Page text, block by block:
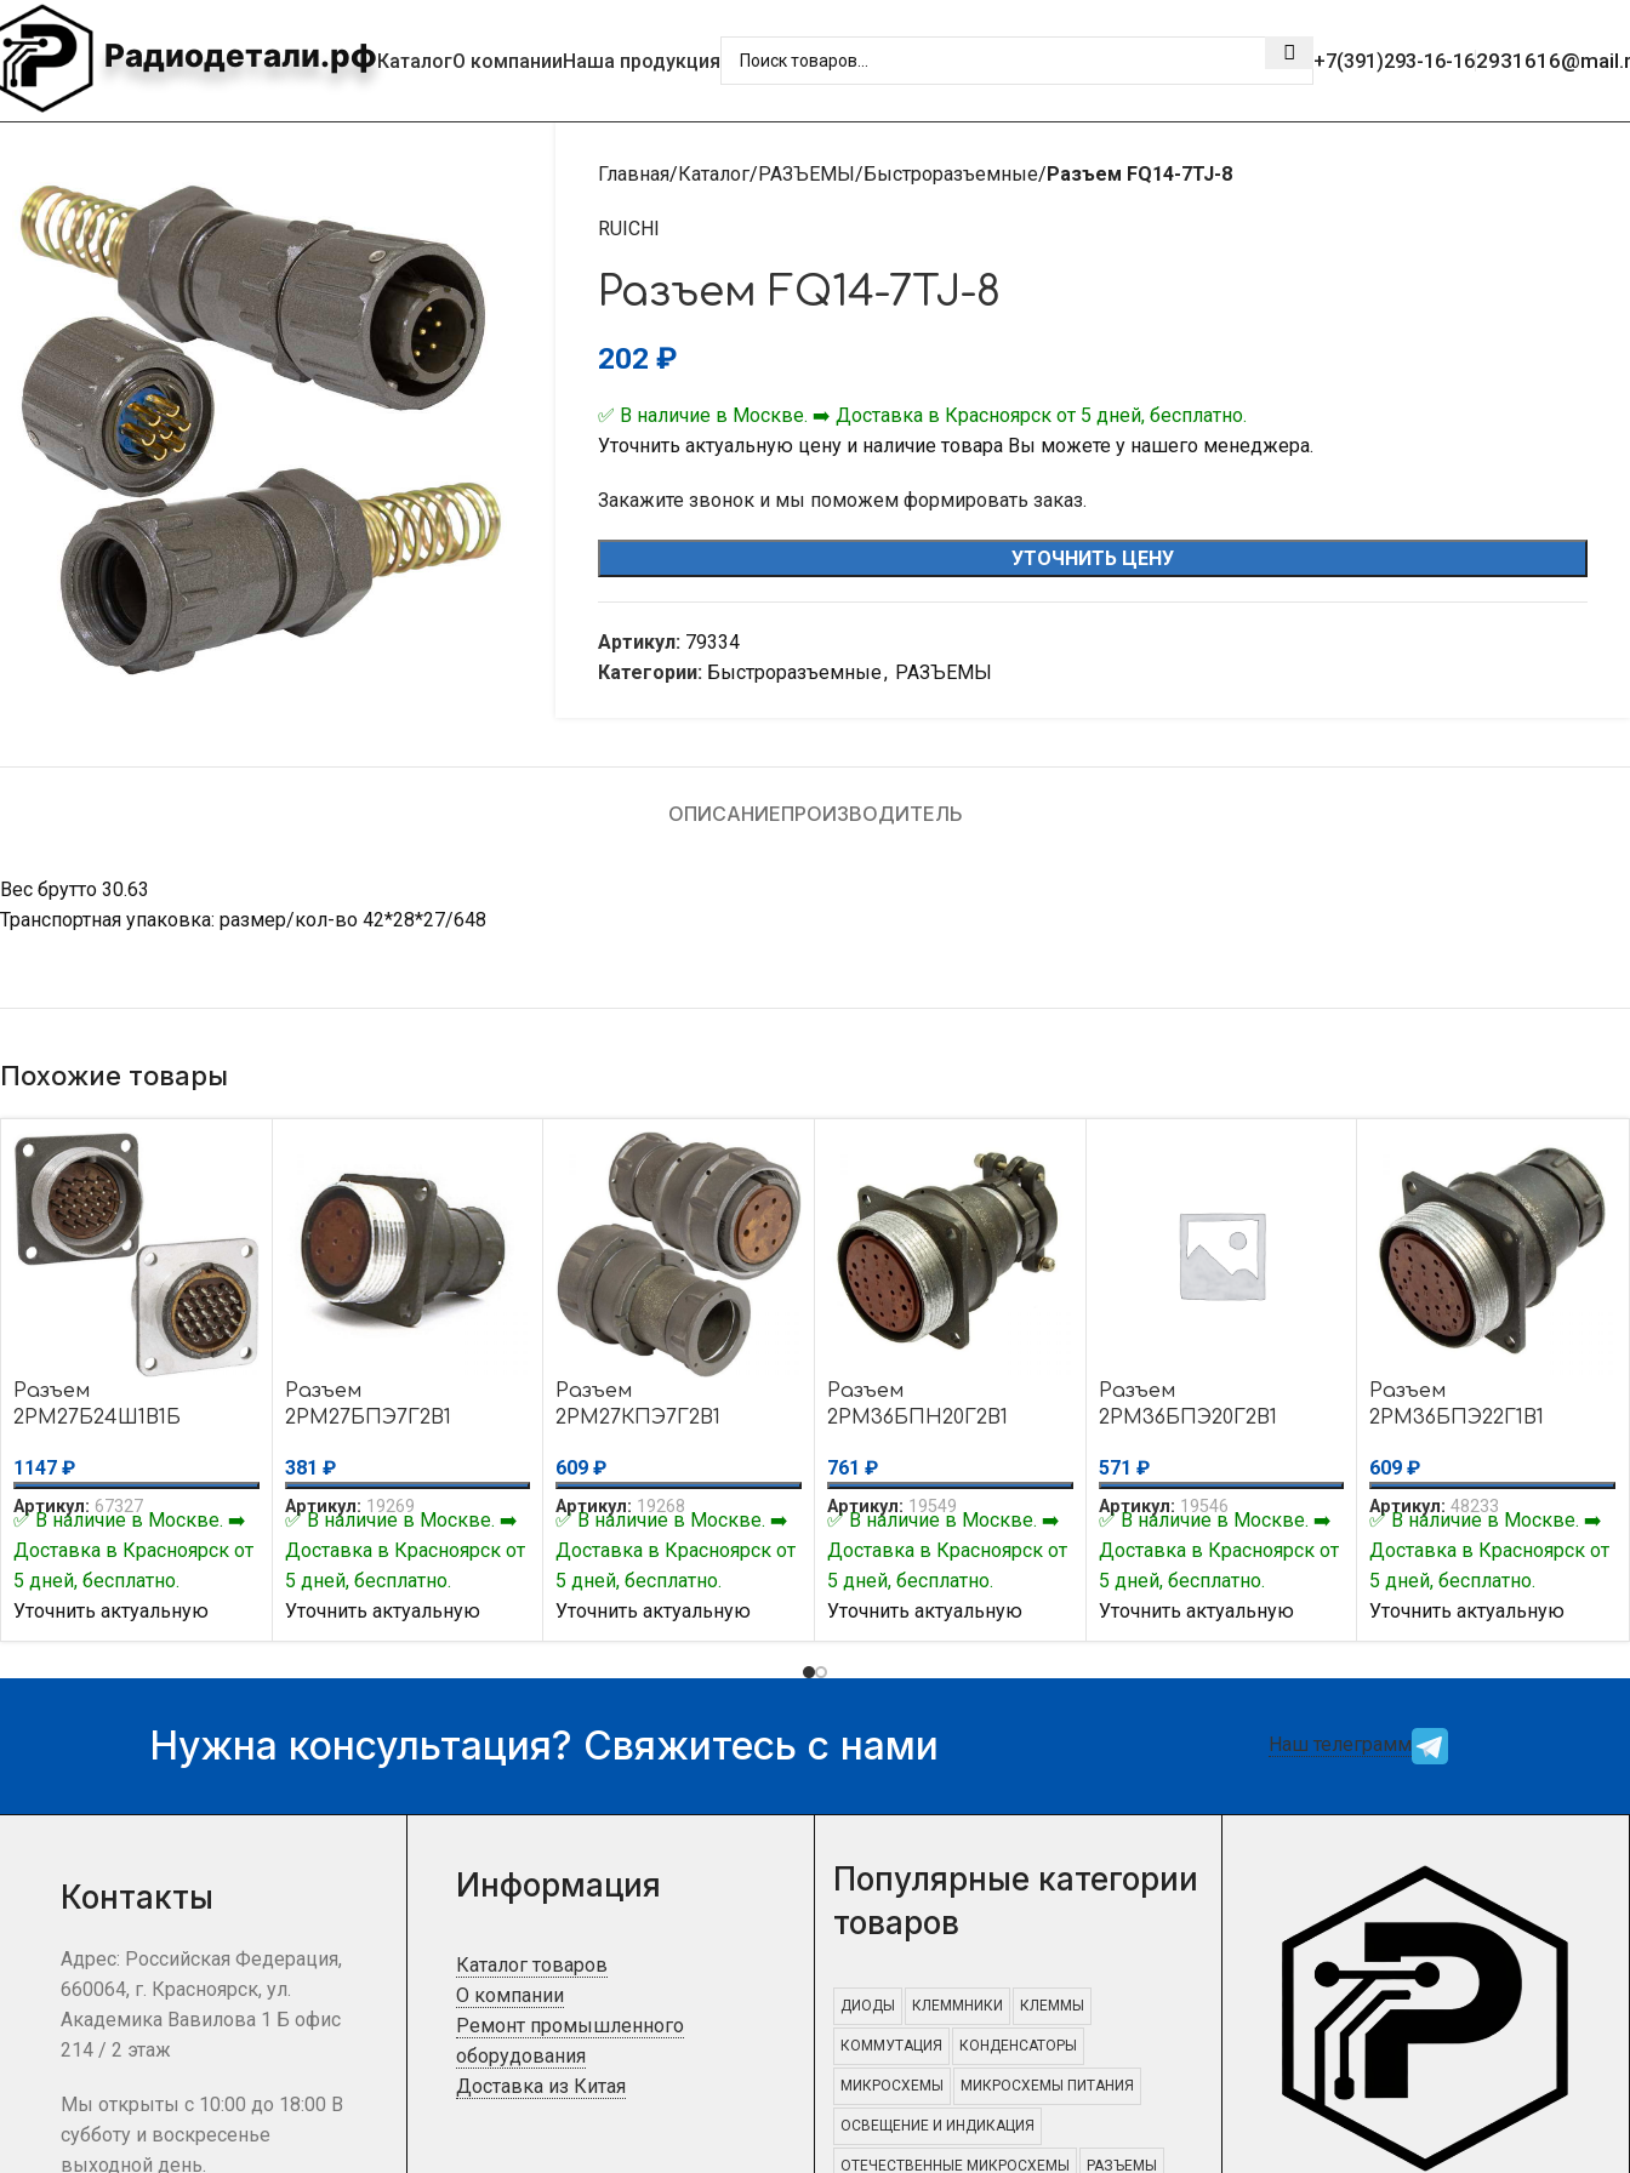
Радиодетали.рфКаталогО компанииНаша продукция +7(391)293-16-16
Главная Каталог РАЗЪЕМЫ Быстроразъемные Разъем FQ14-7TJ-8
RUICHI
Разъем FQ14-7TJ-8
202 ₽
✅ В наличие в Москве. ➡️ Доставка в Красноярск от 5 дней, бесплатно.
Уточнить актуальную цену и наличие товара Вы можете у нашего менеджера.
Закажите звонок и мы поможем формировать заказ.
УТОЧНИТЬ ЦЕНУ
Артикул: 79334
Категории: Быстроразъемные, РАЗЪЕМЫ
ОПИСАНИЕПРОИЗВОДИТЕЛЬ
Вес брутто 30.63
Транспортная упаковка: размер/кол-во 42*28*27/648
Похожие товары
Разъем
2РМ27Б24Ш1В1Б
1147 ₽
Артикул: 67327
✅ В наличие в Москве. ➡️
Доставка в Красноярск от
5 дней, бесплатно.
Уточнить актуальную
цену и наличие товара Вы
Разъем
2РМ27БПЭ7Г2В1
381 ₽
Артикул: 19269
✅ В наличие в Москве. ➡️
Доставка в Красноярск от
5 дней, бесплатно.
Уточнить актуальную
цену и наличие товара Вы
Разъем
2РМ27КПЭ7Г2В1
609₽
Артикул: 19268
✅ В наличие в Москве. ➡️
Доставка в Красноярск от
5 дней, бесплатно.
Уточнить актуальную
цену и наличие товара Вы
Разъем
2РМ36БПН20Г2В1
761 ₽
Артикул: 19549
✅ В наличие в Москве. ➡️
Доставка в Красноярск от
5 дней, бесплатно.
Уточнить актуальную
цену и наличие товара Вы
можете у нашего
Разъем
2РМ36БПЭ20Г2В1
571 ₽
Артикул: 19546
✅ В наличие в Москве. ➡️
Доставка в Красноярск от
5 дней, бесплатно.
Уточнить актуальную
цену и наличие товара Вы
Разъем
2РМ36БПЭ22Г1В1
609₽
Артикул:48233
✅ В наличие в Москве. ➡️
Доставка в Красноярск от
5 дней, бесплатно.
Уточнить актуальную
цену и наличие товара Вы
Нужна консультация? Свяжитесь с нами Наш телеграмм
Контакты
Адрес: Российская Федерация,
660064, г. Красноярск, ул.
Академика Вавилова 1 Б офис
214 / 2 этаж
Мы открыты с 10:00 до 18:00 В
субботу и воскресенье
выходной день.
Информация
Каталог товаров
О компании
Ремонт промышленного
оборудования
Доставка из Китая
Популярные категории
товаров
ДИОДЫ КЛЕММНИКИ КЛЕММЫ
КОММУТАЦИЯ КОНДЕНСАТОРЫ
МИКРОСХЕМЫ МИКРОСХЕМЫ ПИТАНИЯ
ОСВЕЩЕНИЕ И ИНДИКАЦИЯ
ОТЕЧЕСТВЕННЫЕ МИКРОСХЕМЫ РАЗЪЕМЫ